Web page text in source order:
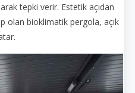
tepki verir. Estetik açıdan
olan bioklimatik pergola, açık